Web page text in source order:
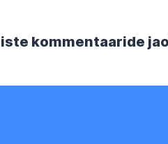
kommentaaride